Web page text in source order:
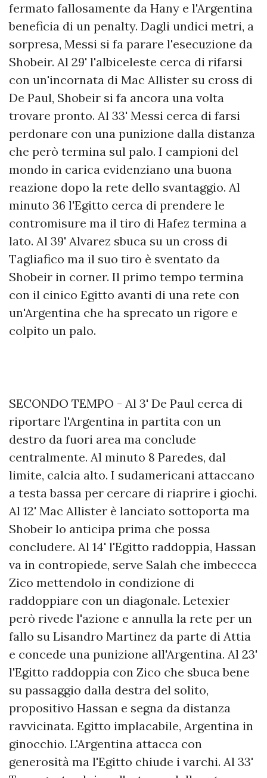
fermato fallosamente da Hany e l'Argentina
beneficia di un penalty. Dagli undici metri, a
sorpresa, Messi si fa parare l'esecuzione da
Shobeir. Al 29' l'albiceleste cerca di rifarsi
con un'incornata di Mac Allister su cross di
De Paul, Shobeir si fa ancora una volta
trovare pronto. Al 33' Messi cerca di farsi
perdonare con una punizione dalla distanza
che però termina sul palo. I campioni del
mondo in carica evidenziano una buona
reazione dopo la rete dello svantaggio. Al
minuto 36 l'Egitto cerca di prendere le
contromisure ma il tiro di Hafez termina a
lato. Al 39' Alvarez sbuca su un cross di
Tagliafico ma il suo tiro è sventato da
Shobeir in corner. Il primo tempo termina
con il cinico Egitto avanti di una rete con
un'Argentina che ha sprecato un rigore e
colpito un palo.
SECONDO TEMPO - Al 3' De Paul cerca di
riportare l'Argentina in partita con un
destro da fuori area ma conclude
centralmente. Al minuto 8 Paredes, dal
limite, calcia alto. I sudamericani attaccano
a testa bassa per cercare di riaprire i giochi.
Al 12' Mac Allister è lanciato sottoporta ma
Shobeir lo anticipa prima che possa
concludere. Al 14' l'Egitto raddoppia, Hassan
va in contropiede, serve Salah che imbeccca
Zico mettendolo in condizione di
raddoppiare con un diagonale. Letexier
però rivede l'azione e annulla la rete per un
fallo su Lisandro Martinez da parte di Attia
e concede una punizione all'Argentina. Al 23'
l'Egitto raddoppia con Zico che sbuca bene
su passaggio dalla destra del solito,
propositivo Hassan e segna da distanza
ravvicinata. Egitto implacabile, Argentina in
ginocchio. L'Argentina attacca con
generosità ma l'Egitto chiude i varchi. Al 33'